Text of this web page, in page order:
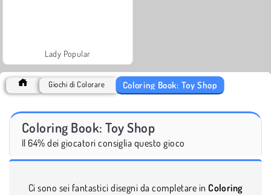
Lady Popular
Giochi di Colorare Coloring Book: Toy Shop
Coloring Book: Toy Shop
Il 64% dei giocatori consiglia questo gioco
Ci sono sei fantastici disegni da completare in Coloring